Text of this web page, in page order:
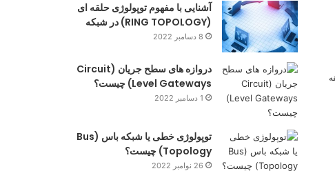
آشنایی با مفهوم توپولوژی حلقه‌ ای
(RING TOPOLOGY) در شبکه
8 دسامبر 2022
دروازه های سطح جریان (Circuit
Level Gateways) چیست؟
1 دسامبر 2022
توپولوژی خطی یا شبکه باس (Bus
Topology) چیست؟
26 نوامبر 2022